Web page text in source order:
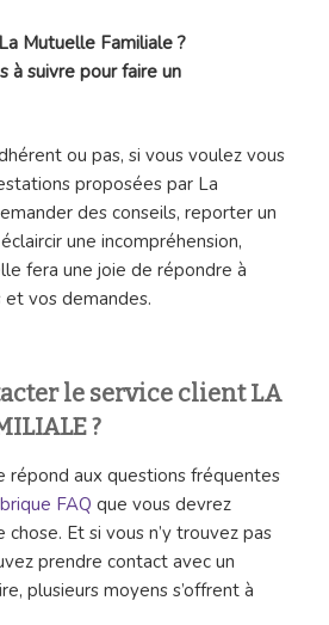
Mutuelle Familiale ?
à suivre pour faire un
ou pas, si vous voulez vous
proposées par La
des conseils, reporter un
une incompréhension,
fera une joie de répondre à
vos demandes.
le service client LA
?
répond aux questions fréquentes
FAQ que vous devrez
Et si vous n’y trouvez pas
prendre contact avec un
plusieurs moyens s’offrent à